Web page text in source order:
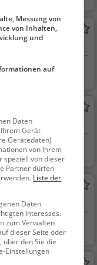
che, Mittagessen, Ab
endessen
Bar, Bier, Wein, Sn
Café, Snacks / Ge
tränke, Gebäck / Teig
waren, Kaffee / Kuch
Restaurant, Aben
dessen, Mittagessen
Messung von
von Inhalten,
und
auf
Daten
Gerät
Gerätedaten)
von Ihrem
speziell von dieser
Partner dürfen
Liste der
Daten
Interesses.
zum Verwalten
dieser Seite oder
über den Sie die
Einstellungen